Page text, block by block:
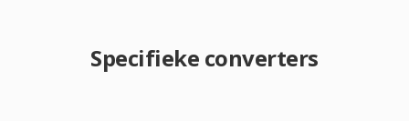
Specifieke converters